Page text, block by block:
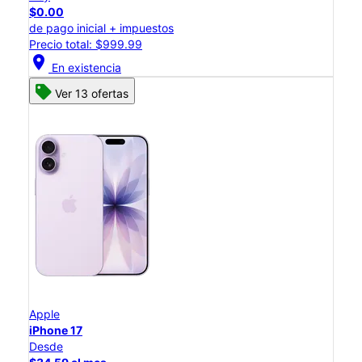
$0.00
de pago inicial + impuestos
Precio total: $999.99
location_on En existencia
Ver 13 ofertas
Apple
iPhone 17
Desde